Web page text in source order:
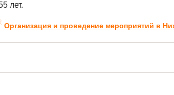
лет.
Организация и проведение мероприятий в